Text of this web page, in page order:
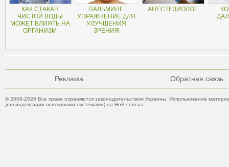
КАК СТАКАН
ЧИСТОЙ ВОДЫ
МОЖЕТ ВЛИЯТЬ НА
ОРГАНИЗМ
ПАЛЬМИНГ.
УПРАЖНЕНИЕ ДЛЯ
УЛУЧШЕНИЯ
ЗРЕНИЯ
АНЕСТЕЗИОЛОГ
Реклама Обратная связь
© 2008-2026 Все права охраняются законодательством Украины. Использование
для индексации поисковыми системами) на HnB.com.ua.